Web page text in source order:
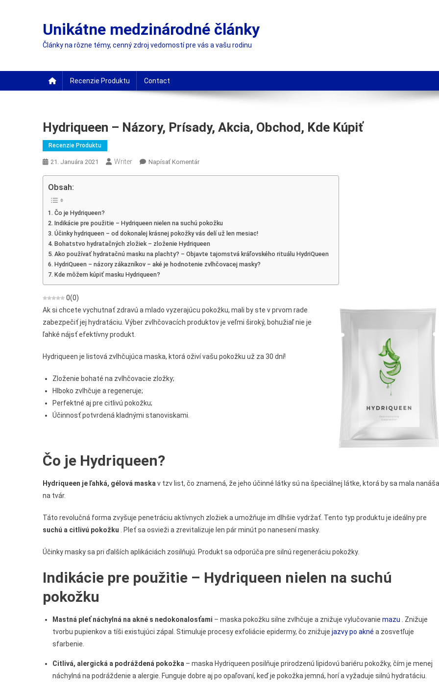
Unikátne medzinárodné články
Články na rôzne témy, cenný zdroj vedomostí pre vás a vašu rodinu
Recenzie Produktu Contact
Hydriqueen – Názory, Prísady, Akcia, Obchod, Kde Kúpiť
Recenzie Produktu
21. Januára 2021 Writer Napísať KomentárOn
Obchod,
Kúpiť
Obsah:
Čo je Hydriqueen?
Indikácie pre použitie – Hydriqueen nielen na suchú pokožku
Účinky hydriqueen – od dokonalej krásnej pokožky vás delí už len mesiac!
Bohatstvo hydratačných zložiek – zloženie Hydriqueen
Ako používať hydratačnú masku na plachty? – Objavte tajomstvá kráľovského rituálu HydriQueen
HydriQueen – názory zákazníkov – aké je hodnotenie zvlhčovacej masky?
Kde môžem kúpiť masku Hydriqueen?
0(0)
Ak si chcete vychutnať zdravú a mlado vyzerajúcu pokožku, mali by ste v prvom rade
zabezpečiť jej hydratáciu. Výber zvlhčovacích produktov je veľmi široký, bohužiaľ nie je
ľahké nájsť efektívny produkt.
Hydriqueen je listová zvlhčujúca maska, ktorá oživí vašu pokožku už za 30 dní!
Zloženie bohaté na zvlhčovacie zložky;
Hlboko zvlhčuje a regeneruje;
Perfektné aj pre citlivú pokožku;
Účinnosť potvrdená kladnými stanoviskami.
Čo je Hydriqueen?
Hydriqueen je ľahká, gélová maska v tzv list, čo znamená, že jeho účinné látky sú na špeciálnej látke, ktorá by sa mala
na tvár.
Táto revolučná forma zvyšuje penetráciu aktívnych zložiek a umožňuje im dlhšie vydržať. Tento typ produktu je ideálny pre
suchú a citlivú pokožku . Pleť sa osvieži a zrevitalizuje len pár minút po nanesení masky.
Účinky masky sa pri ďalších aplikáciách zosilňujú. Produkt sa odporúča pre silnú regeneráciu pokožky.
Indikácie pre použitie – Hydriqueen nielen na suchú
pokožku
Mastná pleť náchylná na akné s nedokonalosťami – maska pokožku silne zvlhčuje a znižuje vylučovanie mazu . Znižuje
tvorbu pupienkov a tíši existujúci zápal. Stimuluje procesy exfoliácie epidermy, čo znižuje jazvy po akné a zosvetľuje
sfarbenie.
Citlivá, alergická a podráždená pokožka – maska Hydriqueen posilňuje prirodzenú lipidovú bariéru pokožky, čím je menej
náchylná na podráždenie a alergie. Funguje dobre aj po opaľovaní, keď je pokožka jemná, horí a vyžaduje silnú hydratáciu.